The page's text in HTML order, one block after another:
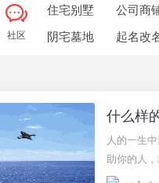
社区
住宅别墅 公司商
阴宅墓地
起名改
什么样
人
人的一生
助你的人